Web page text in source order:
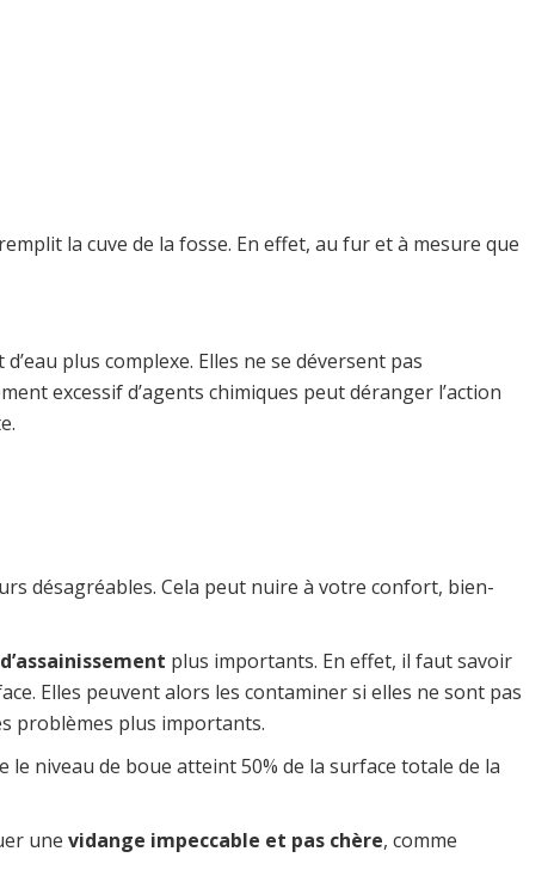
la cuve de la fosse. En effet, au fur et à mesure que
plus complexe. Elles ne se déversent pas
excessif d’agents chimiques peut déranger l’action
désagréables. Cela peut nuire à votre confort, bien-
plus importants. En effet, il faut savoir
Elles peuvent alors les contaminer si elles ne sont pas
problèmes plus importants.
niveau de boue atteint 50% de la surface totale de la
une vidange impeccable et pas chère, comme